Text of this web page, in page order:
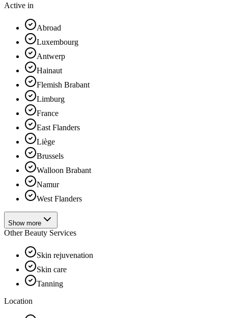
Active in
Abroad
Luxembourg
Antwerp
Hainaut
Flemish Brabant
Limburg
France
East Flanders
Liège
Brussels
Walloon Brabant
Namur
West Flanders
Show more
Other Beauty Services
Skin rejuvenation
Skin care
Tanning
Location